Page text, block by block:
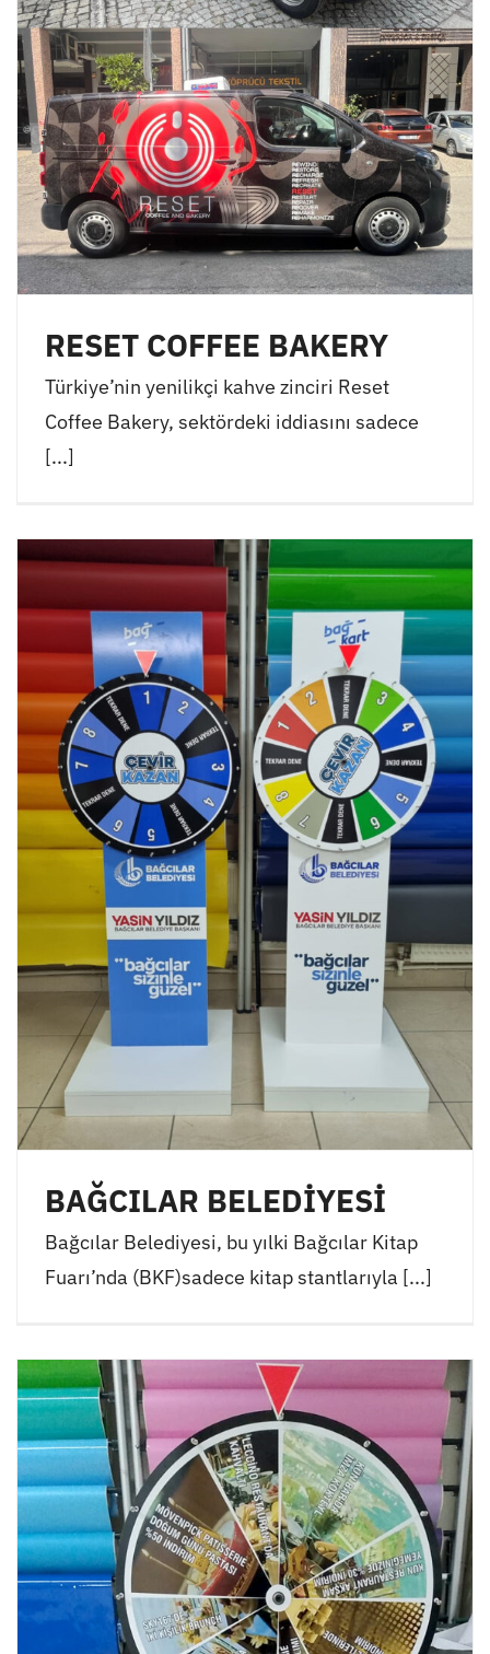
RESET COFFEE BAKERY
Türkiye’nin yenilikçi kahve zinciri Reset
Coffee Bakery, sektördeki iddiasını sadece
[...]
BAĞCILAR BELEDİYESİ
Bağcılar Belediyesi, bu yılki Bağcılar Kitap
Fuarı’nda (BKF)sadece kitap stantlarıyla [...]